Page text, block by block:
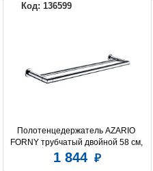
Код: 136599
Полотенцедержатель AZARIO
FORNY трубчатый двойной 58 см,
хром (AZ-88302)
1 844